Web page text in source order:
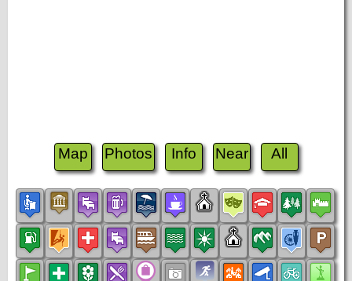
Map Photos Info Near All